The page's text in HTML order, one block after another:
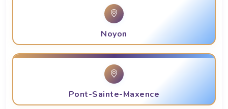
Noyon
Pont-Sainte-Maxence